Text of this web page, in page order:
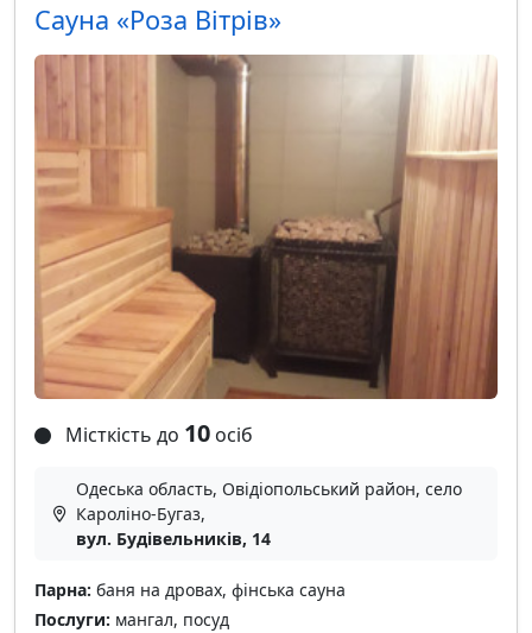
Сауна «Роза Вітрів»
Місткість до 10 осіб
Одеська область, Овідіопольський район, село
Кароліно-Бугаз,
вул. Будівельників, 14
Парна: баня на дровах, фінська сауна
Послуги: мангал, посуд